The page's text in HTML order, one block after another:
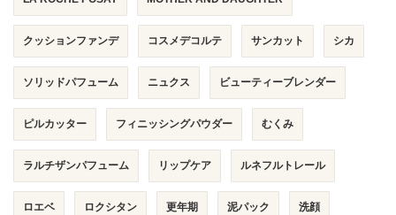
クッションファンデ コスメデコルテ サンカット シカ
ソリッドパフューム ニュクス ビューティーブレンダー
ピルカッター フィニッシングパウダー むくみ
ラルチザンパフューム リップケア ルネフルトレール
ロエベ ロクシタン 更年期 泥パック 洗顔